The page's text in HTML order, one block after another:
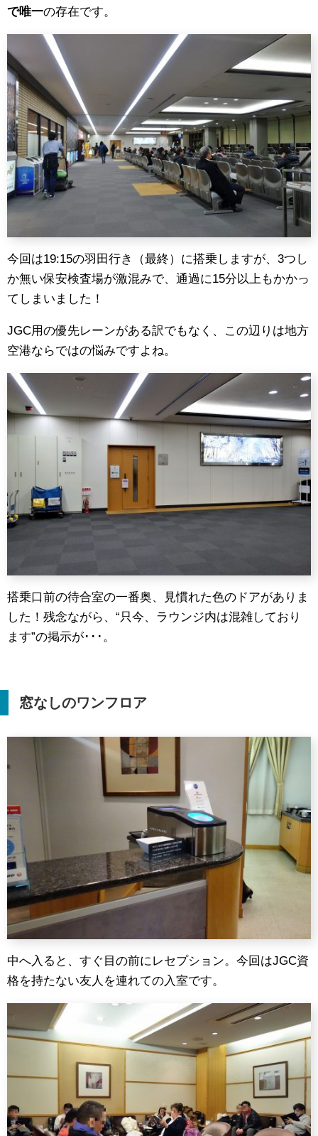
で唯一の存在です。
今回は19:15の羽田行き（最終）に搭乗しますが、3つし
か無い保安検査場が激混みで、通過に15分以上もかかっ
てしまいました！
JGC用の優先レーンがある訳でもなく、この辺りは地方
空港ならではの悩みですよね。
搭乗口前の待合室の一番奥、見慣れた色のドアがありま
した！残念ながら、“只今、ラウンジ内は混雑しており
ます”の掲示が･･･。
窓なしのワンフロア
中へ入ると、すぐ目の前にレセプション。今回はJGC資
格を持たない友人を連れての入室です。